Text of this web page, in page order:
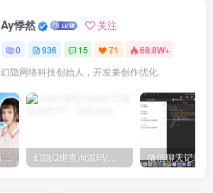
Ay悸然 关注
0 936 15 71 68.8W+
幻隐网络科技创始人，开发兼创作优化.
隐Box最新版下载-极致模式 幻隐Q绑查询源码/完整源码带API